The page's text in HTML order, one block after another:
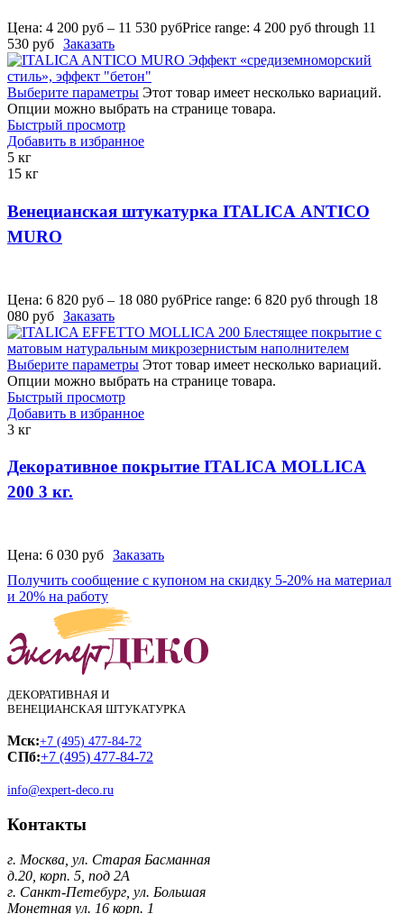
Цена: 4 200 руб – 11 530 рубPrice range: 4 200 руб through 11
530 руб Заказать
Выберите параметры Этот товар имеет несколько вариаций.
Опции можно выбрать на странице товара.
Быстрый просмотр
Добавить в избранное
5 кг
15 кг
Венецианская штукатурка ITALICA ANTICO
MURO
Цена: 6 820 руб – 18 080 рубPrice range: 6 820 руб through 18
080 руб Заказать
Выберите параметры Этот товар имеет несколько вариаций.
Опции можно выбрать на странице товара.
Быстрый просмотр
Добавить в избранное
3 кг
Декоративное покрытие ITALICA MOLLICA
200 3 кг.
Цена: 6 030 руб Заказать
Получить сообщение с купоном на скидку 5-20% на материал
и 20% на работу
ДЕКОРАТИВНАЯ И
ВЕНЕЦИАНСКАЯ ШТУКАТУРКА
Мск:+7 (495) 477-84-72
СПб:+7 (495) 477-84-72
info@expert-deco.ru
Контакты
г. Москва, ул. Старая Басманная
д.20, корп. 5, под 2А
г. Санкт-Петебург, ул. Большая
Монетная ул. 16 корп. 1